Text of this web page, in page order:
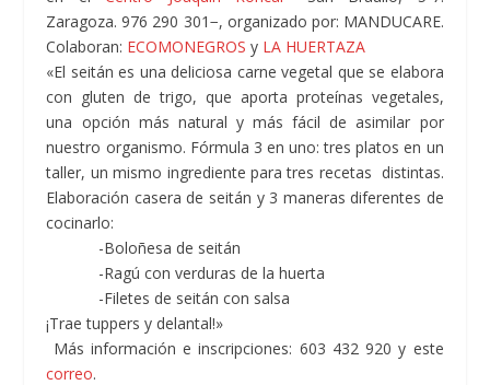
Zaragoza. 976 290 301−, organizado por: MANDUCARE.
Colaboran: ECOMONEGROSy LA HUERTAZA
«El seitán es una deliciosa carne vegetal que se elabora
con gluten de trigo, que aporta proteínas vegetales,
una opción más natural y más fácil de asimilar por
nuestro organismo. Fórmula 3 en uno: tres platos en un
taller, un mismo ingrediente para tres recetas distintas.
Elaboración casera de seitán y 3 maneras diferentes de
cocinarlo:
-Boloñesa de seitán
-Ragú con verduras de la huerta
-Filetes de seitán con salsa
¡Trae tuppers y delantal!»
Más información e inscripciones: 603 432 920 y este
correo.